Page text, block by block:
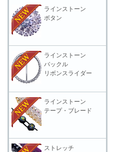
ラインストーン
ボタン
ラインストーン
バックル
リボンスライダー
ラインストーン
テープ・ブレード
ストレッチ